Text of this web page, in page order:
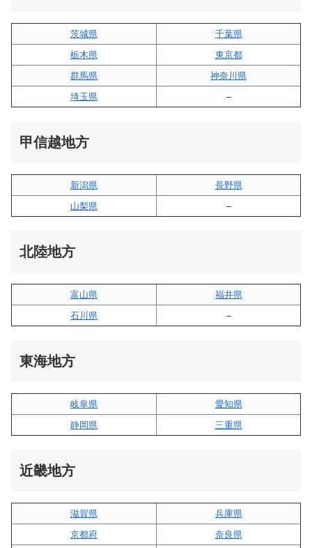
茨城県
千葉県
栃木県
東京都
群馬県
神奈川県
埼玉県
–
甲信越地方
新潟県
長野県
山梨県
–
北陸地方
富山県
福井県
石川県
–
東海地方
岐阜県
愛知県
静岡県
三重県
近畿地方
滋賀県
兵庫県
京都府
奈良県